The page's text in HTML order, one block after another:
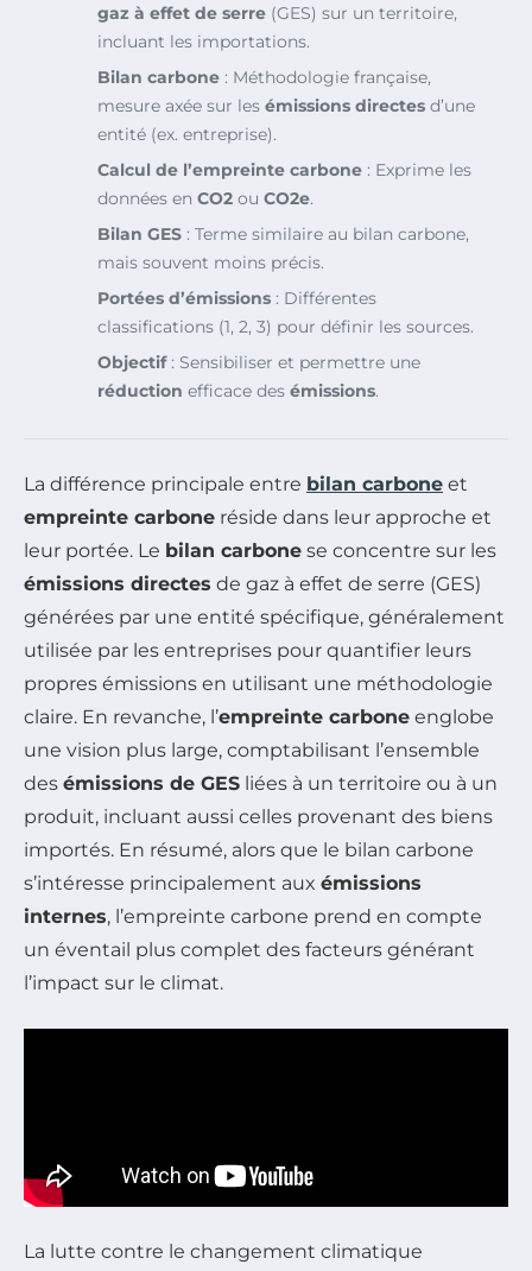
gaz à effet de serre (GES) sur un territoire,
incluant les importations.
Bilan carbone : Méthodologie française,
mesure axée sur les émissions directes d’une
entité (ex. entreprise).
Calcul de l’empreinte carbone : Exprime les
données en CO2 ou CO2e.
Bilan GES : Terme similaire au bilan carbone,
mais souvent moins précis.
Portées d’émissions : Différentes
classifications (1, 2, 3) pour définir les sources.
Objectif: Sensibiliser et permettre une
réduction efficace des émissions.
La différence principale entre bilan carbone et
empreinte carbone réside dans leur approche et
leur portée. Le bilan carbone se concentre sur les
émissions directes de gaz à effet de serre (GES)
générées par une entité spécifique, généralement
utilisée par les entreprises pour quantifier leurs
propres émissions en utilisant une méthodologie
claire. En revanche, l’empreinte carbone englobe
une vision plus large, comptabilisant l’ensemble
des émissions de GES liées à un territoire ou à un
produit, incluant aussi celles provenant des biens
importés. En résumé, alors que le bilan carbone
s’intéresse principalement aux émissions
internes, l’empreinte carbone prend en compte
un éventail plus complet des facteurs générant
l’impact sur le climat.
La lutte contre le changement climatique